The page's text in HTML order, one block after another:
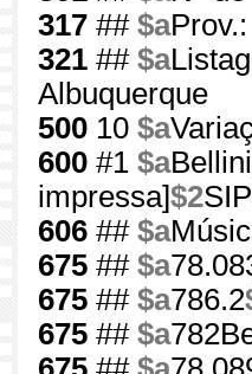
317 ## $a
321 ## $a
Albuquerque
500 10 $a
600 #1 $a
impressa]$2
606 ## $a
675 ## $a
675 ## $a786.2
675 ## $a